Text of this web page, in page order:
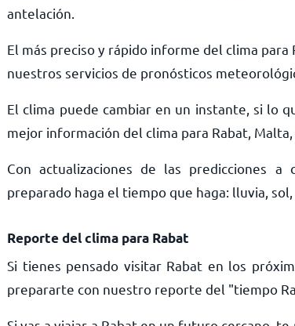
antelación.
El más preciso y rápido informe del clima para
nuestros servicios de pronósticos
El clima puede cambiar en un instante, si lo
mejor información del clima para Rabat,
Con actualizaciones de las predicciones a
preparado haga el tiempo que haga: lluvia,
Reporte del clima para Rabat
Si tienes pensado visitar Rabat en los
prepararte con nuestro reporte del "tiempo